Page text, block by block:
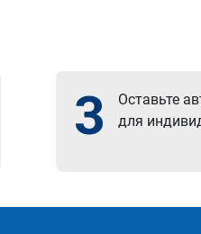
3
Оставьте
для